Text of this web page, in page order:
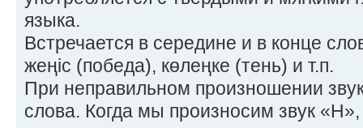
языка.
Встречается в середине и в конце
жеңіс (победа), көлеңке (тень) и т.п.
При неправильном произношении
слова. Когда мы произносим звук